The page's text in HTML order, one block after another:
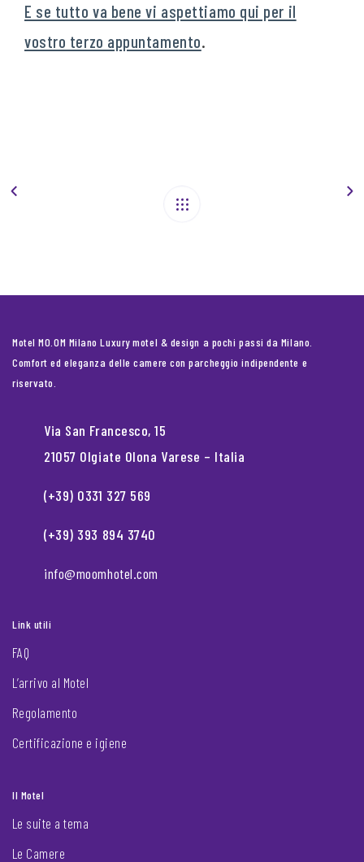
E se tutto va bene vi aspettiamo qui per il
vostro terzo appuntamento.
Motel MO.OM Milano Luxury motel & design a pochi passi da Milano.
Comfort ed eleganza delle camere con parcheggio indipendente e
riservato.
Via San Francesco, 15
21057 Olgiate Olona Varese – Italia
(+39) 0331 327 569
(+39) 393 894 3740
info@moomhotel.com
Link utili
FAQ
L’arrivo al Motel
Regolamento
Certificazione e igiene
Il Motel
Le suite a tema
Le Camere